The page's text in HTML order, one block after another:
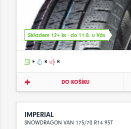
Skladem 12+ ks - do 11.8. u Vás
E B B
DO KOŠÍKU
IMPERIAL
SNOWDRAGON VAN 175/70 R14 95T